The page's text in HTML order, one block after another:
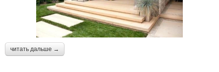
читать дальше →